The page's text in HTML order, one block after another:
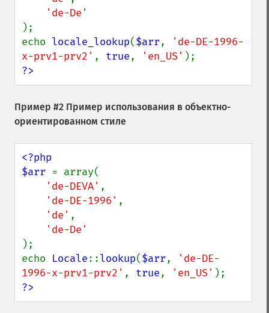
);
echo locale_lookup($arr,
'de-DE-1996-
x-prv1-prv2' , true, 'en_US'
?>
Пример #2 Пример использования в объектно-
ориентированном стиле
<?php
$arr = array(
'de-DEVA' ,
'de-DE-1996' ,
'de' ,
);
echo Locale::lookup($arr,
'de-DE-
1996-x-prv1-prv2' , true, 'en_US'
?>